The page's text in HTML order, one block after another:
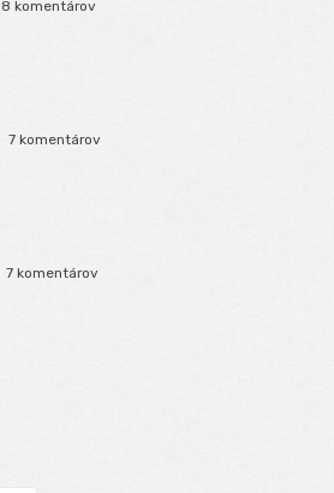
8 komentárov
7 komentárov
7 komentárov